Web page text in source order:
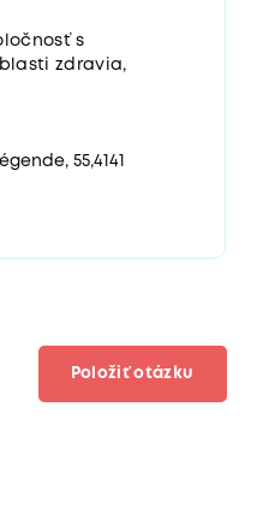
s
zdravia,
55,4141
Položiť otázku